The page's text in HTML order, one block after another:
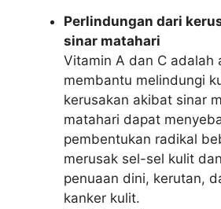
Perlindungan dari
sinar matahari
Vitamin A dan C adalah
membantu melindungi
kerusakan akibat sinar
matahari dapat
pembentukan radikal
merusak sel-sel kulit
penuaan dini, kerutan,
kanker kulit.